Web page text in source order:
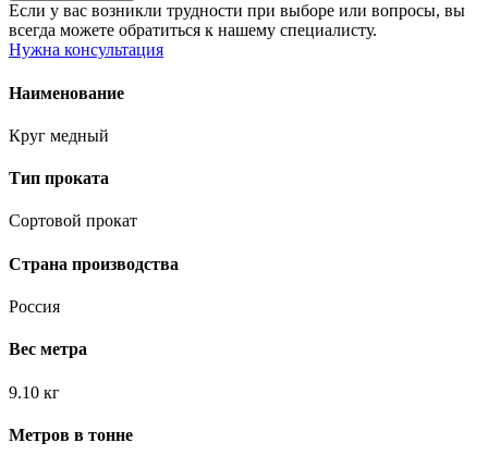
Если у вас возникли трудности при выборе или вопросы, вы
всегда можете обратиться к нашему специалисту.
Нужна консультация
Наименование
Круг медный
Тип проката
Сортовой прокат
Страна производства
Россия
Вес метра
9.10 кг
Метров в тонне